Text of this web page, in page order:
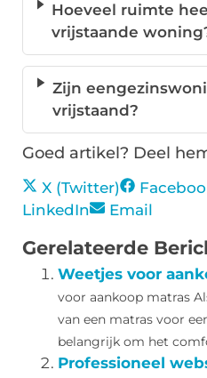
Hoeveel ruimte
vrijstaande
Zijn
vrijstaand?
Goed artikel? Deel
X (Twitter)
LinkedIn
Email
Gerelateerde
Weetjes voor
voor aankoop matras
van een matras voor
belangrijk om het
Professioneel